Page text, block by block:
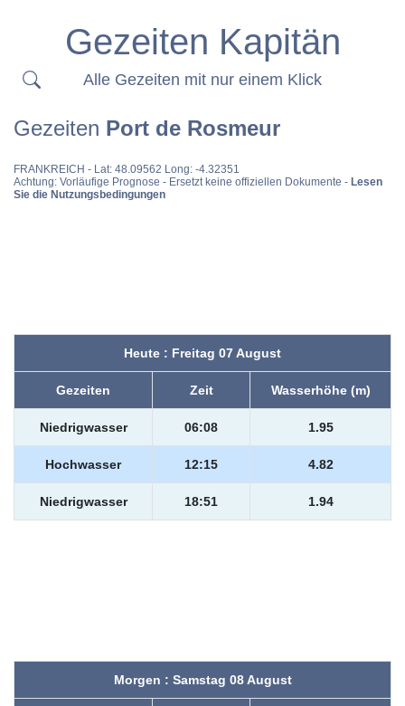
Gezeiten Kapitän
Alle Gezeiten mit nur einem Klick
Gezeiten Port de Rosmeur
FRANKREICH - Lat: 48.09562 Long: -4.32351
Achtung: Vorläufige Prognose - Ersetzt keine offiziellen Dokumente - Lesen
Sie die Nutzungsbedingungen
Heute : Freitag 07 August
Gezeiten Zeit Wasserhöhe (m)
Niedrigwasser 06:08 1.95
Hochwasser 12:15 4.82
Niedrigwasser 18:51 1.94
Morgen : Samstag 08 August